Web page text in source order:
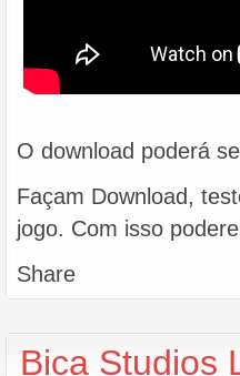
O download poderá
Façam Download,
jogo. Com isso
Share
Bica Studios